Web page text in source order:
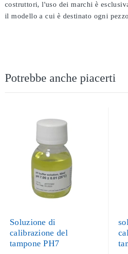
costruttori, l'uso dei marchi è
il modello a cui è destinato ogni
Potrebbe anche piacerti
Soluzione di
calibrazione del
tampone PH7